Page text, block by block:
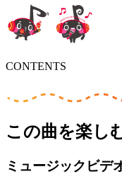
CONTENTS
この曲を楽し
ミュージックビデ